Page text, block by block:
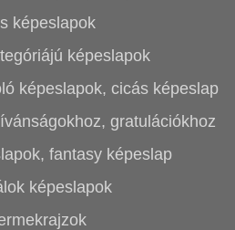
képeslapok
képeslapok
képeslapok, cicás képeslap
gratulációkhoz
fantasy képeslap
képeslapok